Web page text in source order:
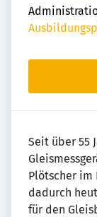
Seit über 55
Plötscher
dadurch
für den